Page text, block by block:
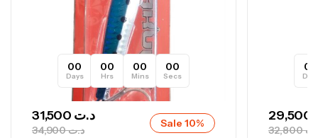
00
Days
00
Hrs
00
Mins
00
Secs
د.ت34,900
د.ت Sale 10%
00
32,800